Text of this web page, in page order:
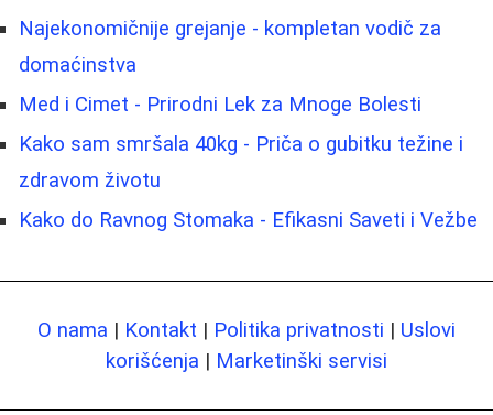
Najekonomičnije grejanje - kompletan vodič za
domaćinstva
Med i Cimet - Prirodni Lek za Mnoge Bolesti
Kako sam smršala 40kg - Priča o gubitku težine i
zdravom životu
Kako do Ravnog Stomaka - Efikasni Saveti i Vežbe
O nama | Kontakt | Politika privatnosti | Uslovi
korišćenja | Marketinški servisi